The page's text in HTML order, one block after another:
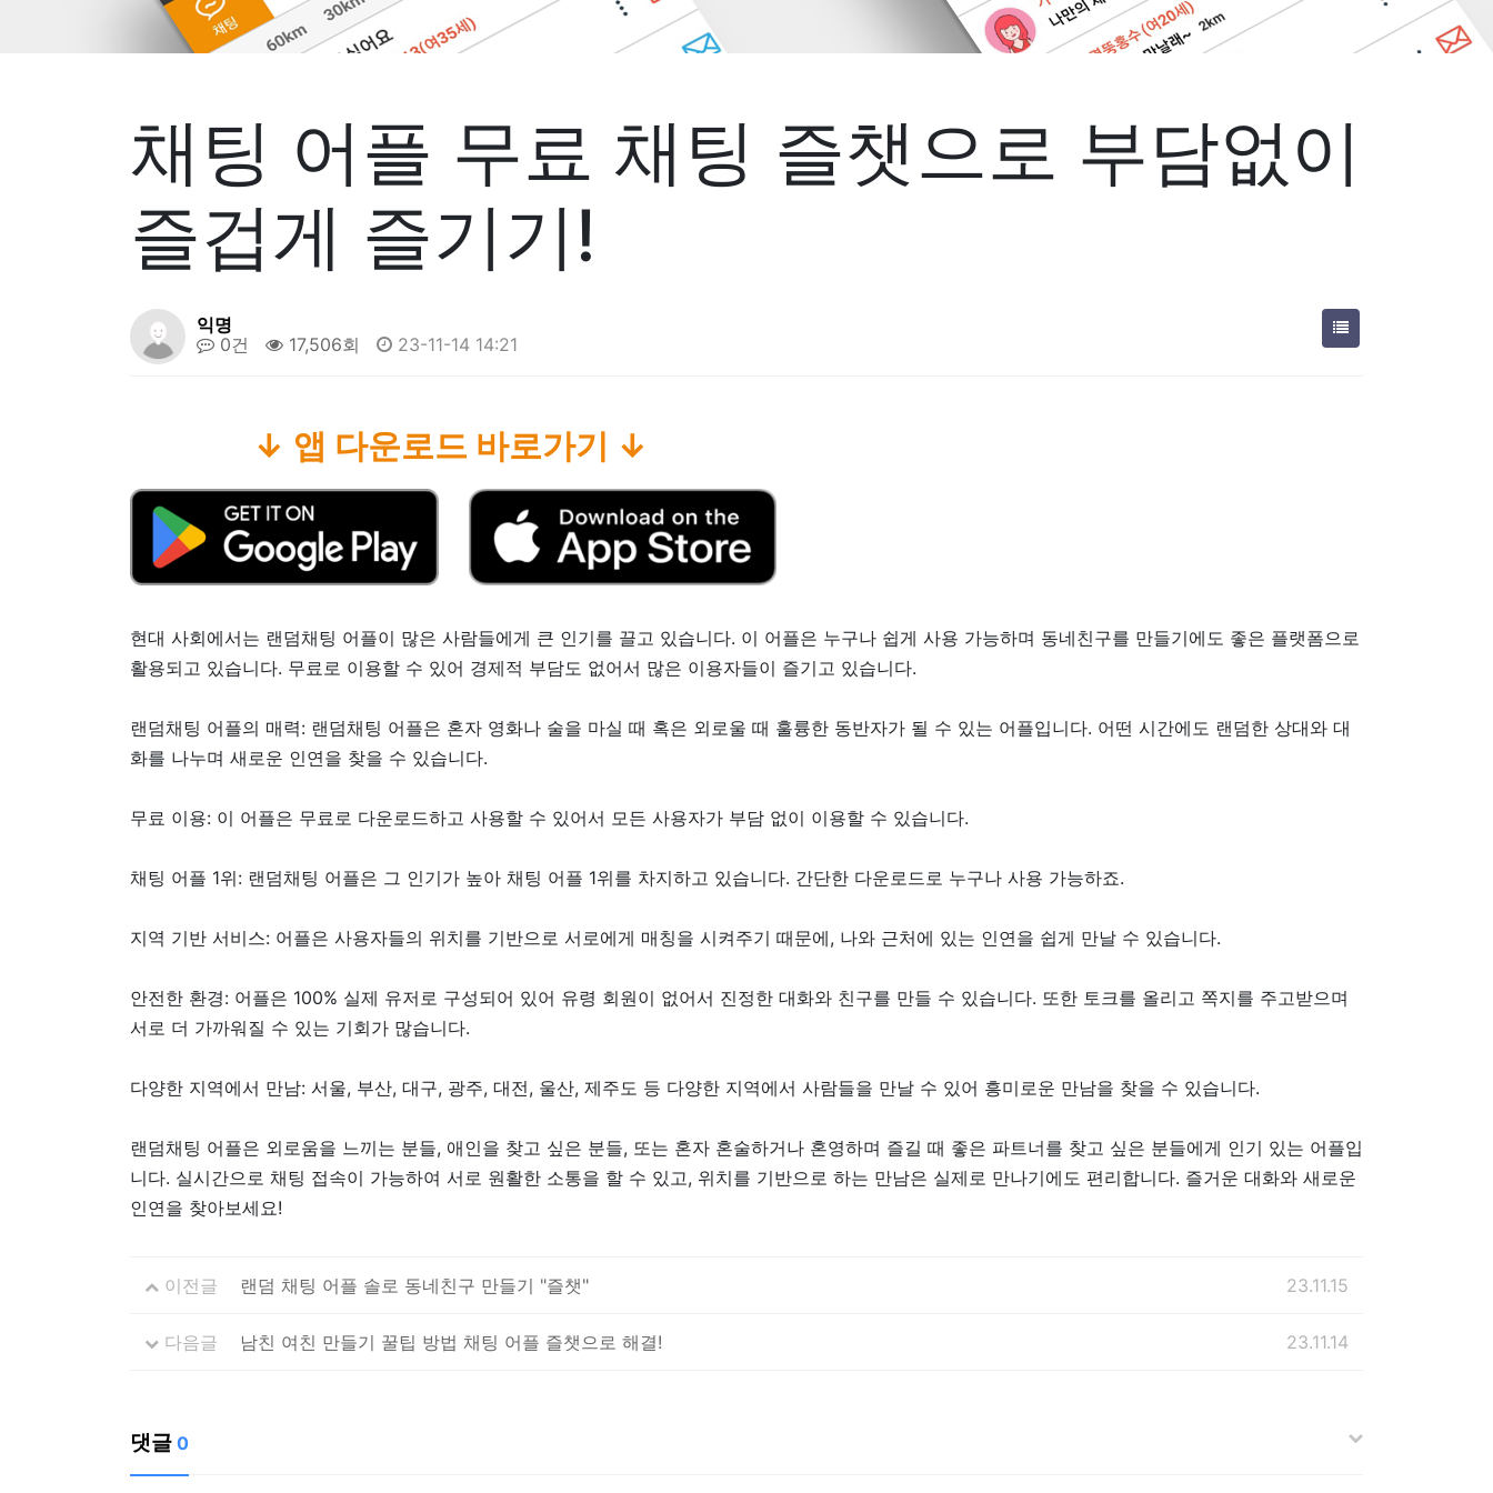
채팅 어플 무료 채팅 즐챗으로 부담없이
즐겁게 즐기기!
익명
0건
17,506회 23-11-14 14:21
↓ 앱 다운로드 바로가기 ↓
현대 사회에서는 랜덤채팅 어플이 많은 사람들에게 큰 인기를 끌고 있습니다. 이 어플은 누구나 쉽게 사용 가능하며 동네친구를 만들기에도 좋은 플랫폼으로
활용되고 있습니다. 무료로 이용할 수 있어 경제적 부담도 없어서 많은 이용자들이 즐기고 있습니다.
랜덤채팅 어플의 매력: 랜덤채팅 어플은 혼자 영화나 술을 마실 때 혹은 외로울 때 훌륭한 동반자가 될 수 있는 어플입니다. 어떤 시간에도 랜덤한 상대와 대
화를 나누며 새로운 인연을 찾을 수 있습니다.
무료 이용: 이 어플은 무료로 다운로드하고 사용할 수 있어서 모든 사용자가 부담 없이 이용할 수 있습니다.
채팅 어플 1위: 랜덤채팅 어플은 그 인기가 높아 채팅 어플 1위를 차지하고 있습니다. 간단한 다운로드로 누구나 사용 가능하죠.
지역 기반 서비스: 어플은 사용자들의 위치를 기반으로 서로에게 매칭을 시켜주기 때문에, 나와 근처에 있는 인연을 쉽게 만날 수 있습니다.
안전한 환경: 어플은 100% 실제 유저로 구성되어 있어 유령 회원이 없어서 진정한 대화와 친구를 만들 수 있습니다. 또한 토크를 올리고 쪽지를 주고받으며
서로 더 가까워질 수 있는 기회가 많습니다.
다양한 지역에서 만남: 서울, 부산, 대구, 광주, 대전, 울산, 제주도 등 다양한 지역에서 사람들을 만날 수 있어 흥미로운 만남을 찾을 수 있습니다.
랜덤채팅 어플은 외로움을 느끼는 분들, 애인을 찾고 싶은 분들, 또는 혼자 혼술하거나 혼영하며 즐길 때 좋은 파트너를 찾고 싶은 분들에게 인기 있는 어플입
니다. 실시간으로 채팅 접속이 가능하여 서로 원활한 소통을 할 수 있고, 위치를 기반으로 하는 만남은 실제로 만나기에도 편리합니다. 즐거운 대화와 새로운
인연을 찾아보세요!
이전글 랜덤 채팅 어플 솔로 동네친구 만들기 "즐챗" 23.11.15
다음글 남친 여친 만들기 꿀팁 방법 채팅 어플 즐챗으로 해결! 23.11.14
댓글 0